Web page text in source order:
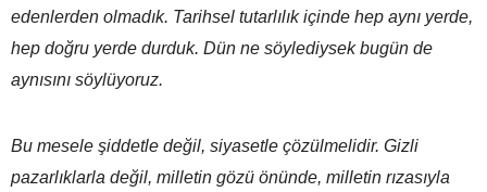
edenlerden olmadık. Tarihsel tutarlılık içinde hep aynı yerde,
hep doğru yerde durduk. Dün ne söylediysek bugün de
aynısını söylüyoruz.
Bu mesele şiddetle değil, siyasetle çözülmelidir. Gizli
pazarlıklarla değil, milletin gözü önünde, milletin rızasıyla